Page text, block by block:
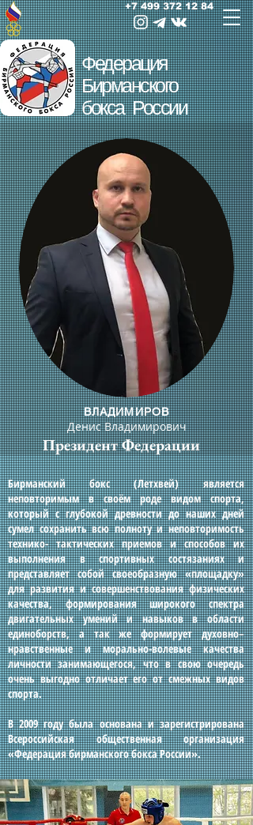
+7 499 372 12 84
Федерация
Бирманского
бокса России
ВЛАДИМИРОВ
Денис Владимирович
Президент Федерации
Бирманский бокс (Летхвей) является
неповторимым в своём роде видом спорта,
который с глубокой древности до наших дней
сумел сохранить всю полноту и неповторимость
технико- тактических приемов и способов их
выполнения в спортивных состязаниях и
представляет собой своеобразную «площадку»
для развития и совершенствования физических
качества, формирования широкого спектра
двигательных умений и навыков в области
единоборств, а так же формирует духовно–
нравственные и морально-волевые качества
личности занимающегося, что в свою очередь
очень выгодно отличает его от смежных видов
спорта.
В 2009 году была основана и зарегистрирована
Всероссийская общественная организация
«Федерация бирманского бокса России».